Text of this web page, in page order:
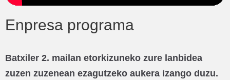
Enpresa programa
Batxiler 2. mailan etorkizuneko zure lanbidea
zuzen zuzenean ezagutzeko aukera izango duzu.